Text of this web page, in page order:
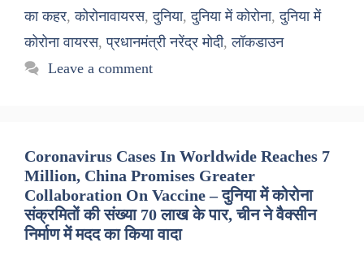
का कहर,कोरोनावायरस,दुनिया,दुनिया में कोरोना,दुनिया में
कोरोना वायरस,प्रधानमंत्री नरेंद्र मोदी,लॉकडाउन
Leave a comment
Coronavirus Cases In Worldwide Reaches 7
Million, China Promises Greater
Collaboration On Vaccine – दुनिया में कोरोना
संक्रमितों की संख्या 70 लाख के पार, चीन ने वैक्सीन
निर्माण में मदद का किया वादा